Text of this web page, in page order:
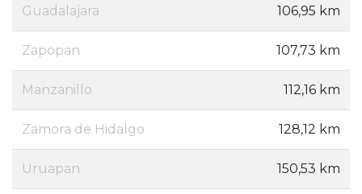
Guadalajara 106,95 km
Zapopan 107,73 km
Manzanillo 112,16 km
Zamora de Hidalgo 128,12 km
Uruapan 150,53 km